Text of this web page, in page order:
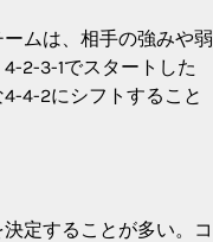
ムは、相手の強みや弱
2-3-1でスタートした
4-2にシフトすること
定することが多い。コ